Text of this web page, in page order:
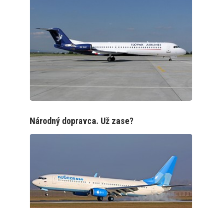
Národný dopravca. Už zase?